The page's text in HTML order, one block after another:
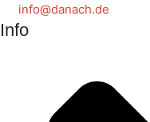
info@danach.de
Info